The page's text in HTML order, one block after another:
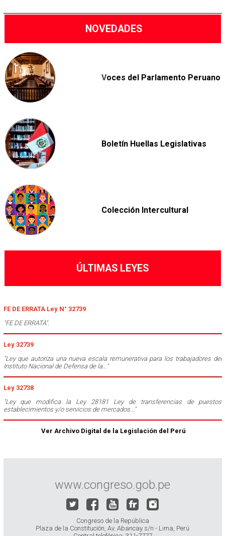
NOVEDADES
Voces del Parlamento Peruano
Boletín Huellas Legislativas
Colección Intercultural
ÚLTIMAS LEYES
FE DE ERRATA Ley N° 32739
"FE DE ERRATA".
Ley 32739
"Ley que autoriza una nueva escala remunerativa para los trabajadores del
Instituto Nacional de Defensa de la..."
Ley 32738
"Ley que modifica la Ley 28181 Ley de transferencias de puestos
establecimientos y/o servicios de mercados..."
Ver Archivo Digital de la Legislación del Perú
www.congreso.gob.pe
Congreso de la República
Plaza de la Constitución, Av. Abancay s/n - Lima, Perú